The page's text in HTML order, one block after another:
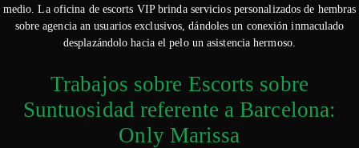
medio. La oficina de escorts VIP brinda servicios personalizados de hembras
sobre agencia an usuarios exclusivos, dándoles un conexión inmaculado
desplazándolo hacia el pelo un asistencia hermoso.
Trabajos sobre Escorts sobre
Suntuosidad referente a Barcelona:
Only Marissa